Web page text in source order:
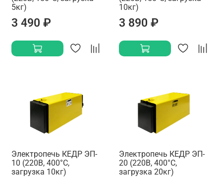
5кг)
3 490 ₽
10кг)
3 890 ₽
Электропечь КЕДР ЭП-
10 (220В, 400°C,
загрузка 10кг)
Электропечь КЕДР ЭП-
20 (220В, 400°C,
загрузка 20кг)